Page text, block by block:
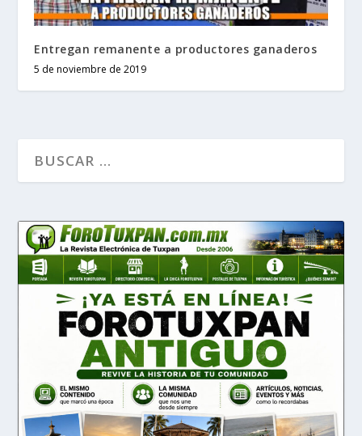
Entregan remanente a productores ganaderos
5 de noviembre de 2019